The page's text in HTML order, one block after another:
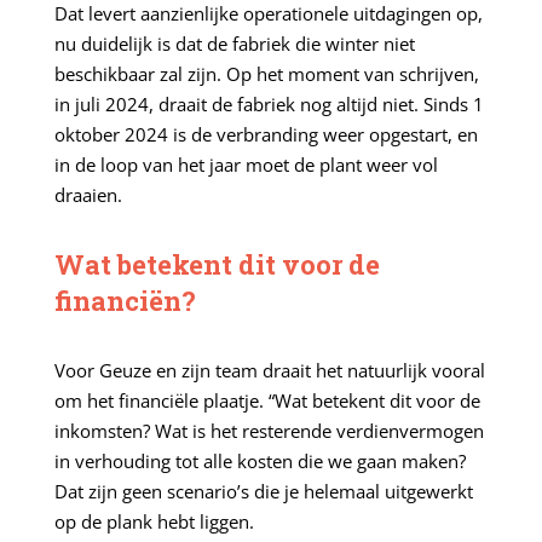
Dat levert aanzienlijke operationele uitdagingen op,
nu duidelijk is dat de fabriek die winter niet
beschikbaar zal zijn. Op het moment van schrijven,
in juli 2024, draait de fabriek nog altijd niet. Sinds 1
oktober 2024 is de verbranding weer opgestart, en
in de loop van het jaar moet de plant weer vol
draaien.
Wat betekent dit voor de
financiën?
Voor Geuze en zijn team draait het natuurlijk vooral
om het financiële plaatje. “Wat betekent dit voor de
inkomsten? Wat is het resterende verdienvermogen
in verhouding tot alle kosten die we gaan maken?
Dat zijn geen scenario’s die je helemaal uitgewerkt
op de plank hebt liggen.